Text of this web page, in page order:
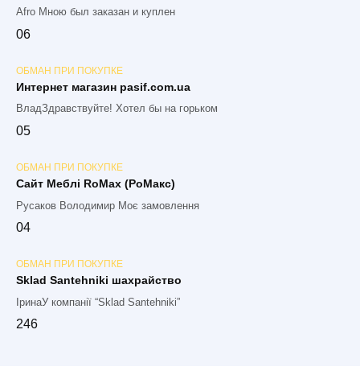
Afro Мною был заказан и куплен
06
ОБМАН ПРИ ПОКУПКЕ
Интернет магазин pasif.com.ua
ВладЗдравствуйте! Хотел бы на горьком
05
ОБМАН ПРИ ПОКУПКЕ
Сайт Меблі RoMax (РоМакс)
Русаков Володимир Моє замовлення
04
ОБМАН ПРИ ПОКУПКЕ
Sklad Santehniki шахрайство
ІринаУ компанії “Sklad Santehniki”
246